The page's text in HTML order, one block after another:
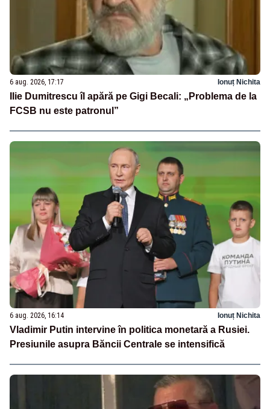
6 aug. 2026, 17:17 Ionuț Nichita
Ilie Dumitrescu îl apără pe Gigi Becali: „Problema de la
FCSB nu este patronul”
6 aug. 2026, 16:14 Ionuț Nichita
Vladimir Putin intervine în politica monetară a Rusiei.
Presiunile asupra Băncii Centrale se intensifică